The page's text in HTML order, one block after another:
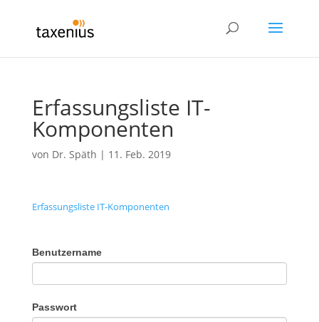
Erfassungsliste IT-
Komponenten
von Dr. Späth | 11. Feb. 2019
Erfassungsliste IT-Komponenten
Benutzername
Passwort